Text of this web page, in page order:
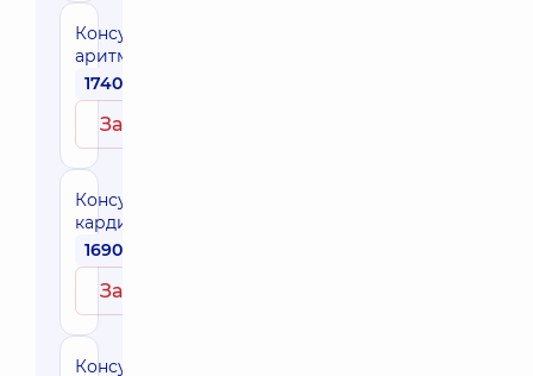
Консультация
аритмолога
1740 грн
Записаться
Консультация
кардиохирурга
1690 грн
Записаться
Консультация